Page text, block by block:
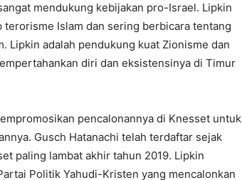
mendukung kebijakan pro-Israel. Lipkin
Islam dan sering berbicara tentang
Lipkin adalah pendukung kuat Zionisme dan
diri dan eksistensinya di Timur
pencalonannya di Knesset untuk
Gusch Hatanachi telah terdaftar sejak
paling lambat akhir tahun 2019. Lipkin
Politik Yahudi-Kristen yang mencalonkan